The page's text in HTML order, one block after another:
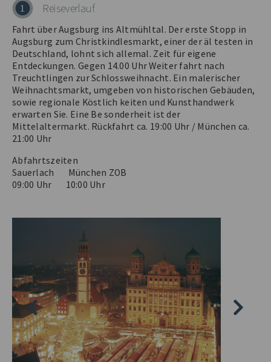
1 Reiseverlauf
Fahrt über Augsburg ins Altmühltal. Der erste Stopp in
Augsburg zum Christkindlesmarkt, einer der äl testen in
Deutschland, lohnt sich allemal. Zeit für eigene
Entdeckungen. Gegen 14.00 Uhr Weiter fahrt nach
Treuchtlingen zur Schlossweihnacht. Ein malerischer
Weihnachtsmarkt, umgeben von historischen Gebäuden,
sowie regionale Köstlich keiten und Kunsthandwerk
erwarten Sie. Eine Be sonderheit ist der
Mittelaltermarkt. Rückfahrt ca. 19:00 Uhr / München ca.
21:00 Uhr
Abfahrtszeiten
Sauerlach München ZOB
09:00 Uhr 10:00 Uhr